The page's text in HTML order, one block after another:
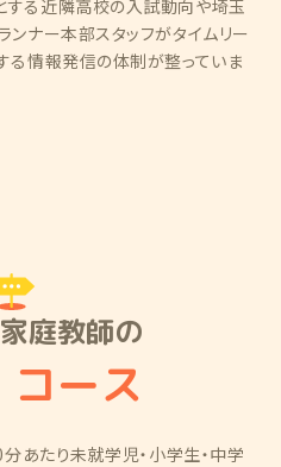
る近隣高校の入試動向や埼玉
ンナー本部スタッフがタイムリー
る情報発信の体制が整っていま
庭教師の
ース
あたり未就学児・小学生・中学